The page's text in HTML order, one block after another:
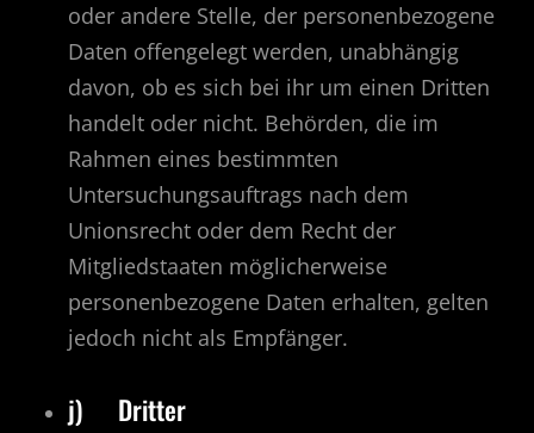
oder andere Stelle, der personenbezogene
Daten offengelegt werden, unabhängig
davon, ob es sich bei ihr um einen Dritten
handelt oder nicht. Behörden, die im
Rahmen eines bestimmten
Untersuchungsauftrags nach dem
Unionsrecht oder dem Recht der
Mitgliedstaaten möglicherweise
personenbezogene Daten erhalten, gelten
jedoch nicht als Empfänger.
j) Dritter